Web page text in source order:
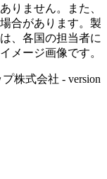
りません。また、
合があります。製
、各国の担当者に
メージ画像です。
株式会社 - version